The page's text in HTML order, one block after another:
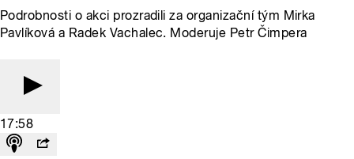
Podrobnosti o akci prozradili za organizační tým Mirka
Pavlíková a Radek Vachalec. Moderuje Petr Čimpera
17:58